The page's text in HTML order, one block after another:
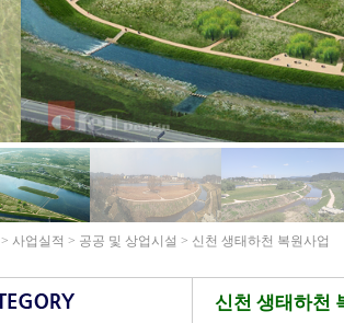
> 사업실적 > 공공 및 상업시설 > 신천 생태하천 복원사업
신천 생태하천